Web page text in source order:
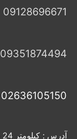
09128696671
09351874494
02636105150